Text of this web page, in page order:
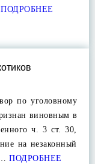
ПОДРОБНЕЕ
по уголовному
виновным в
ч. 3 ст. 30,
на незаконный
ПОДРОБНЕЕ